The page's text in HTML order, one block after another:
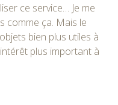
ce service… Je me
comme ça. Mais le
bien plus utiles à
plus important à